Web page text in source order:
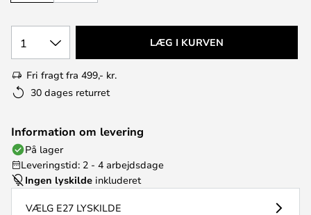
1 LÆG I KURVEN
Fri fragt fra 499,- kr.
30 dages returret
Information om levering
På lager
Leveringstid: 2 - 4 arbejdsdage
Ingen lyskilde inkluderet
VÆLG E27 LYSKILDE